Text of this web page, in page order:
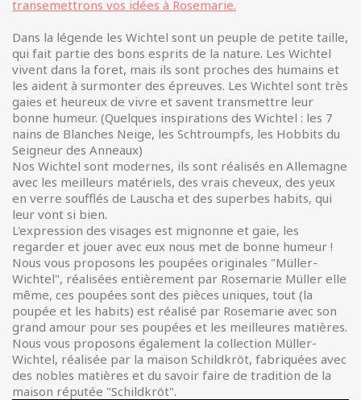
transemettrons vos idées à Rosemarie.
Dans la légende les Wichtel sont un peuple de petite taille,
qui fait partie des bons esprits de la nature. Les Wichtel
vivent dans la foret, mais ils sont proches des humains et
les aident à surmonter des épreuves. Les Wichtel sont très
gaies et heureux de vivre et savent transmettre leur
bonne humeur. (Quelques inspirations des Wichtel : les 7
nains de Blanches Neige, les Schtroumpfs, les Hobbits du
Seigneur des Anneaux)
Nos Wichtel sont modernes, ils sont réalisés en Allemagne
avec les meilleurs matériels, des vrais cheveux, des yeux
en verre soufflés de Lauscha et des superbes habits, qui
leur vont si bien.
L'expression des visages est mignonne et gaie, les
regarder et jouer avec eux nous met de bonne humeur !
Nous vous proposons les poupées originales "Müller-
Wichtel", réalisées entièrement par Rosemarie Müller elle
même, ces poupées sont des pièces uniques, tout (la
poupée et les habits) est réalisé par Rosemarie avec son
grand amour pour ses poupées et les meilleures matières.
Nous vous proposons également la collection Müller-
Wichtel, réalisée par la maison Schildkröt, fabriquées avec
des nobles matières et du savoir faire de tradition de la
maison réputée "Schildkröt".